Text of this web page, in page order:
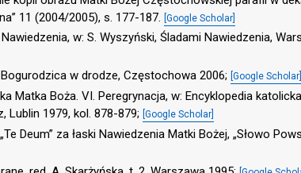
11 (2004/2005), s. 177-187. [Google Scholar]
w: S. Wyszyński, Śladami Nawiedzenia,
w drodze, Częstochowa 2006; [Google Scholar]
Matka Boża. VI. Peregrynacja, w: Encyklopedia
Lublin 1979, kol. 878-879; [Google Scholar]
Deum” za łaski Nawiedzenia Matki Bożej, „Słowo